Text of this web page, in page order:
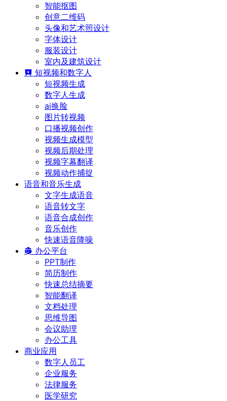
智能抠图
创意二维码
头像和艺术照设计
字体设计
服装设计
室内及建筑设计
短视频和数字人
短视频生成
数字人生成
ai换脸
图片转视频
口播视频创作
视频生成模型
视频后期处理
视频字幕翻译
视频动作捕捉
语音和音乐生成
文字生成语音
语音转文字
语音合成创作
音乐创作
快速语音降噪
办公平台
PPT制作
简历制作
快速总结摘要
智能翻译
文档处理
思维导图
会议助理
办公工具
商业应用
数字人员工
企业服务
法律服务
医学研究